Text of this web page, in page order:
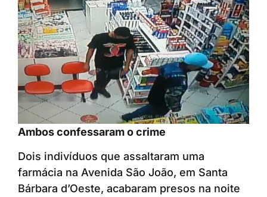
Ambos confessaram o crime
Dois indivíduos que assaltaram uma
farmácia na Avenida São João, em Santa
Bárbara d’Oeste, acabaram presos na noite